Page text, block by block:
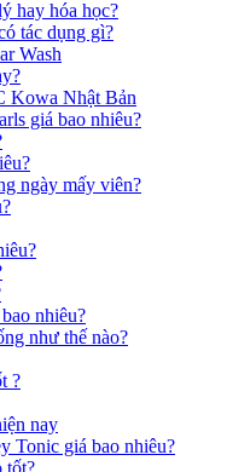
hay hóa học?
tác dụng gì?
Wash
Kowa Nhật Bản
giá bao nhiêu?
ngày mấy viên?
nhiêu?
như thế nào?
?
nay
Tonic giá bao nhiêu?